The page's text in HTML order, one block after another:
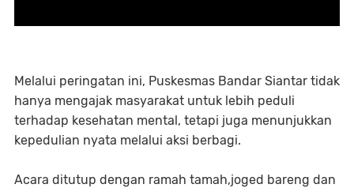
Melalui peringatan ini, Puskesmas Bandar Siantar tidak
hanya mengajak masyarakat untuk lebih peduli
terhadap kesehatan mental, tetapi juga menunjukkan
kepedulian nyata melalui aksi berbagi.
Acara ditutup dengan ramah tamah,joged bareng dan